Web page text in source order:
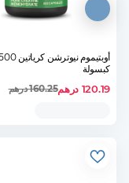
كبسولة
120.19 درهم160.25درهم